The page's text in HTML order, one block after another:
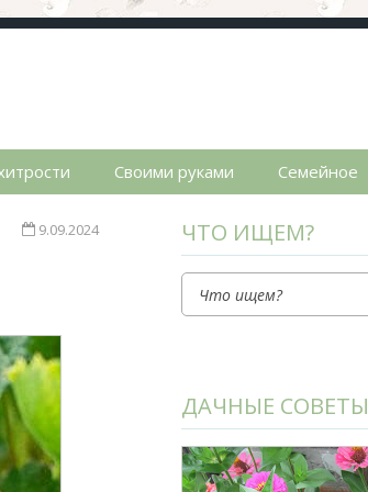
простые рецепты.
Своими руками Семейное
9.09.2024 ЧТО ИЩЕМ?
ДАЧНЫЕ СОВЕТЫ